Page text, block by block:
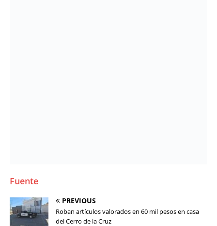
Fuente
PREVIOUS
Roban artículos valorados en 60 mil pesos en casa
del Cerro de la Cruz